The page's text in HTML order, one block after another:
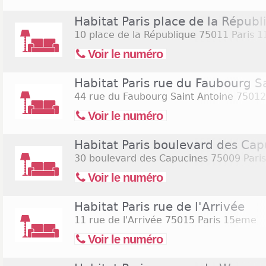
Habitat Paris place de la
10 place de la République 75011 Paris
Voir le numéro
Habitat Paris rue du Faubourg
44 rue du Faubourg Saint Antoine
Voir le numéro
Habitat Paris boulevard des
30 boulevard des Capucines 75009
Voir le numéro
Habitat Paris rue de l'Arrivée
11 rue de l'Arrivée 75015 Paris 15eme
Voir le numéro